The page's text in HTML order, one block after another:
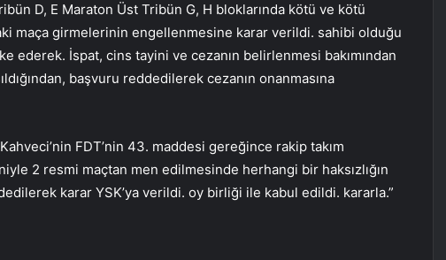
D, E Maraton Üst Tribün G, H bloklarında kötü ve kötü
maça girmelerinin engellenmesine karar verildi. sahibi olduğu
ederek. İspat, cins tayini ve cezanın belirlenmesi bakımından
başvuru reddedilerek cezanın onanmasına
FDT’nin 43. maddesi gereğince rakip takım
2 resmi maçtan men edilmesinde herhangi bir haksızlığın
karar YSK’ya verildi. oy birliği ile kabul edildi. kararla.”